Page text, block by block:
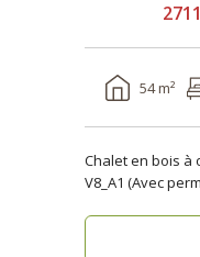
54 m²
Chalet en bois à
V8_A1 (Avec